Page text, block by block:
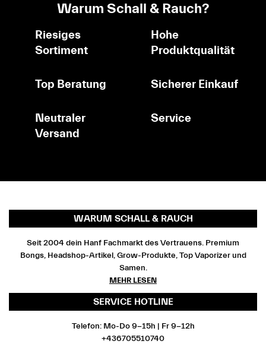
Warum Schall & Rauch?
Riesiges
Sortiment
Hohe
Produktqualität
Top Beratung Sicherer Einkauf
Neutraler
Versand
Service
WARUM SCHALL & RAUCH
Seit 2004 dein Hanf Fachmarkt des Vertrauens. Premium
Bongs, Headshop-Artikel, Grow-Produkte, Top Vaporizer und
Samen.
MEHR LESEN
SERVICE HOTLINE
Telefon: Mo-Do 9-15h | Fr 9-12h
+436705510740